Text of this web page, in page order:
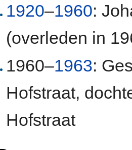
1920–1960:
(overleden in
1960–1963:
Hofstraat,
Hofstraat